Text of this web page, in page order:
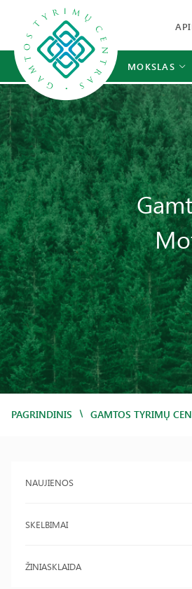
MOKSLAS
PAGRINDINIS / GAMTOS TYRIMŲ
NAUJIENOS
SKELBIMAI
ŽINIASKLAIDA